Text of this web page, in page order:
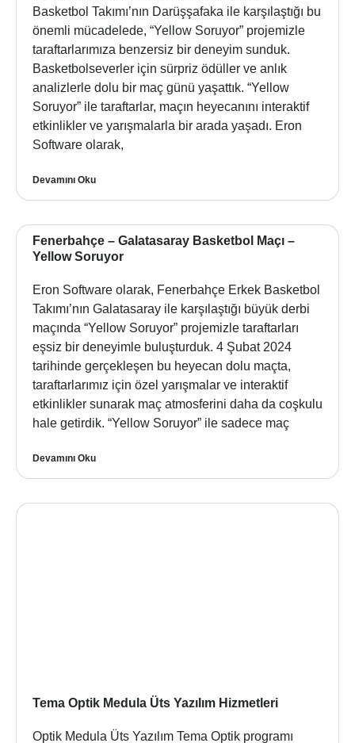
Basketbol Takımı’nın Darüşşafaka ile karşılaştığı bu
önemli mücadelede, “Yellow Soruyor” projemizle
taraftarlarımıza benzersiz bir deneyim sunduk.
Basketbolseverler için sürpriz ödüller ve anlık
analizlerle dolu bir maç günü yaşattık. “Yellow
Soruyor” ile taraftarlar, maçın heyecanını interaktif
etkinlikler ve yarışmalarla bir arada yaşadı. Eron
Software olarak,
Devamını Oku
Fenerbahçe – Galatasaray Basketbol Maçı –
Yellow Soruyor
Eron Software olarak, Fenerbahçe Erkek Basketbol
Takımı’nın Galatasaray ile karşılaştığı büyük derbi
maçında “Yellow Soruyor” projemizle taraftarları
eşsiz bir deneyimle buluşturduk. 4 Şubat 2024
tarihinde gerçekleşen bu heyecan dolu maçta,
taraftarlarımız için özel yarışmalar ve interaktif
etkinlikler sunarak maç atmosferini daha da coşkulu
hale getirdik. “Yellow Soruyor” ile sadece maç
Devamını Oku
Tema Optik Medula Üts Yazılım Hizmetleri
Optik Medula Üts Yazılım Tema Optik programı